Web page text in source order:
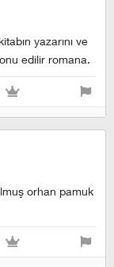
yazarını ve
edilir romana.
orhan pamuk